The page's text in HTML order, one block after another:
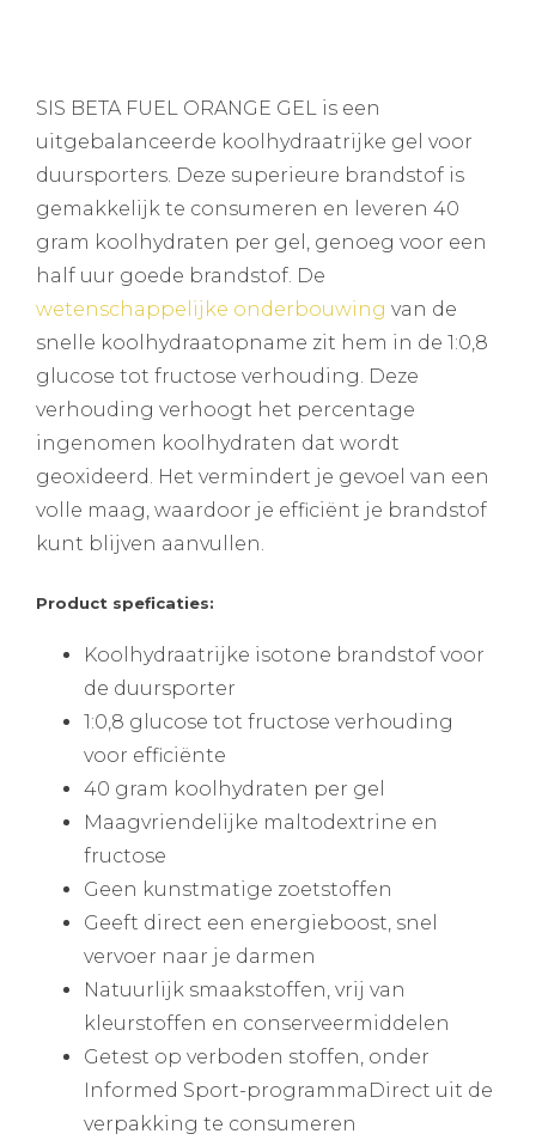
SIS BETA FUEL ORANGE GEL is een
uitgebalanceerde koolhydraatrijke gel voor
duursporters. Deze superieure brandstof is
gemakkelijk te consumeren en leveren 40
gram koolhydraten per gel, genoeg voor een
half uur goede brandstof. De
wetenschappelijke onderbouwing van de
snelle koolhydraatopname zit hem in de 1:0,8
glucose tot fructose verhouding. Deze
verhouding verhoogt het percentage
ingenomen koolhydraten dat wordt
geoxideerd. Het vermindert je gevoel van een
volle maag, waardoor je efficiënt je brandstof
kunt blijven aanvullen.
Product speficaties:
Koolhydraatrijke isotone brandstof voor
de duursporter
1:0,8 glucose tot fructose verhouding
voor efficiënte
40 gram koolhydraten per gel
Maagvriendelijke maltodextrine en
fructose
Geen kunstmatige zoetstoffen
Geeft direct een energieboost, snel
vervoer naar je darmen
Natuurlijk smaakstoffen, vrij van
kleurstoffen en conserveermiddelen
Getest op verboden stoffen, onder
Informed Sport-programmaDirect uit de
verpakking te consumeren